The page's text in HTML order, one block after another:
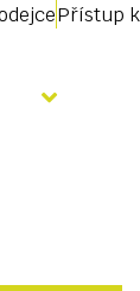
Přístup